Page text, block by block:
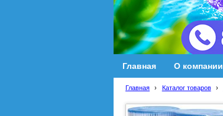
Главная О компании
Главная › Каталог товаров ›